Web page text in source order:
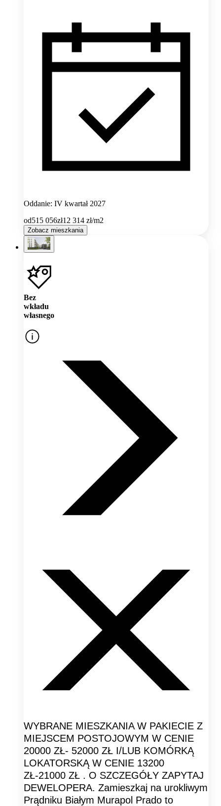
Oddanie: IV kwartał 2027
od515 056zł12 314 zł/m2
Zobacz mieszkania
Bez
wkładu
własnego
WYBRANE MIESZKANIA W PAKIECIE Z
MIEJSCEM POSTOJOWYM W CENIE
20000 ZŁ- 52000 ZŁ I/LUB KOMÓRKĄ
LOKATORSKĄ W CENIE 13200
ZŁ-21000 ZŁ . O SZCZEGÓŁY ZAPYTAJ
DEWELOPERA. Zamieszkaj na urokliwym
Prądniku Białym Murapol Prado to